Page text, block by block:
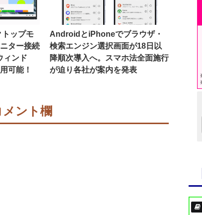
ップモ
ター接続
ィンド
可能！
AndroidとiPhoneでブラウザ・
検索エンジン選択画面が18日以
降順次導入へ。スマホ法全面施行
が迫り各社が案内を発表
ント欄